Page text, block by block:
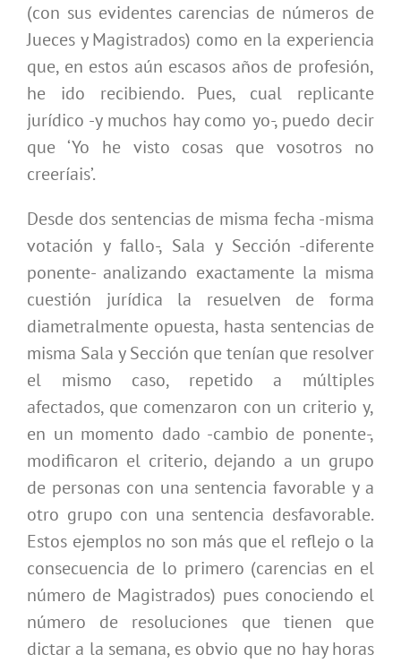
(con sus evidentes carencias de números de
Jueces y Magistrados) como en la experiencia
que, en estos aún escasos años de profesión,
he ido recibiendo. Pues, cual replicante
jurídico -y muchos hay como yo-, puedo decir
que ‘Yo he visto cosas que vosotros no
creeríais’.
Desde dos sentencias de misma fecha -misma
votación y fallo-, Sala y Sección -diferente
ponente- analizando exactamente la misma
cuestión jurídica la resuelven de forma
diametralmente opuesta, hasta sentencias de
misma Sala y Sección que tenían que resolver
el mismo caso, repetido a múltiples
afectados, que comenzaron con un criterio y,
en un momento dado -cambio de ponente-,
modificaron el criterio, dejando a un grupo
de personas con una sentencia favorable y a
otro grupo con una sentencia desfavorable.
Estos ejemplos no son más que el reflejo o la
consecuencia de lo primero (carencias en el
número de Magistrados) pues conociendo el
número de resoluciones que tienen que
dictar a la semana, es obvio que no hay horas